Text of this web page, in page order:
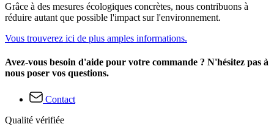
Grâce à des mesures écologiques concrètes, nous contribuons à
réduire autant que possible l'impact sur l'environnement.
Vous trouverez ici de plus amples informations.
Avez-vous besoin d'aide pour votre commande ? N'hésitez pas à
nous poser vos questions.
Contact
Qualité vérifiée